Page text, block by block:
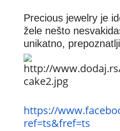
Precious jewelry je
žele nešto
unikatno,
https://
ref=ts&fref=ts